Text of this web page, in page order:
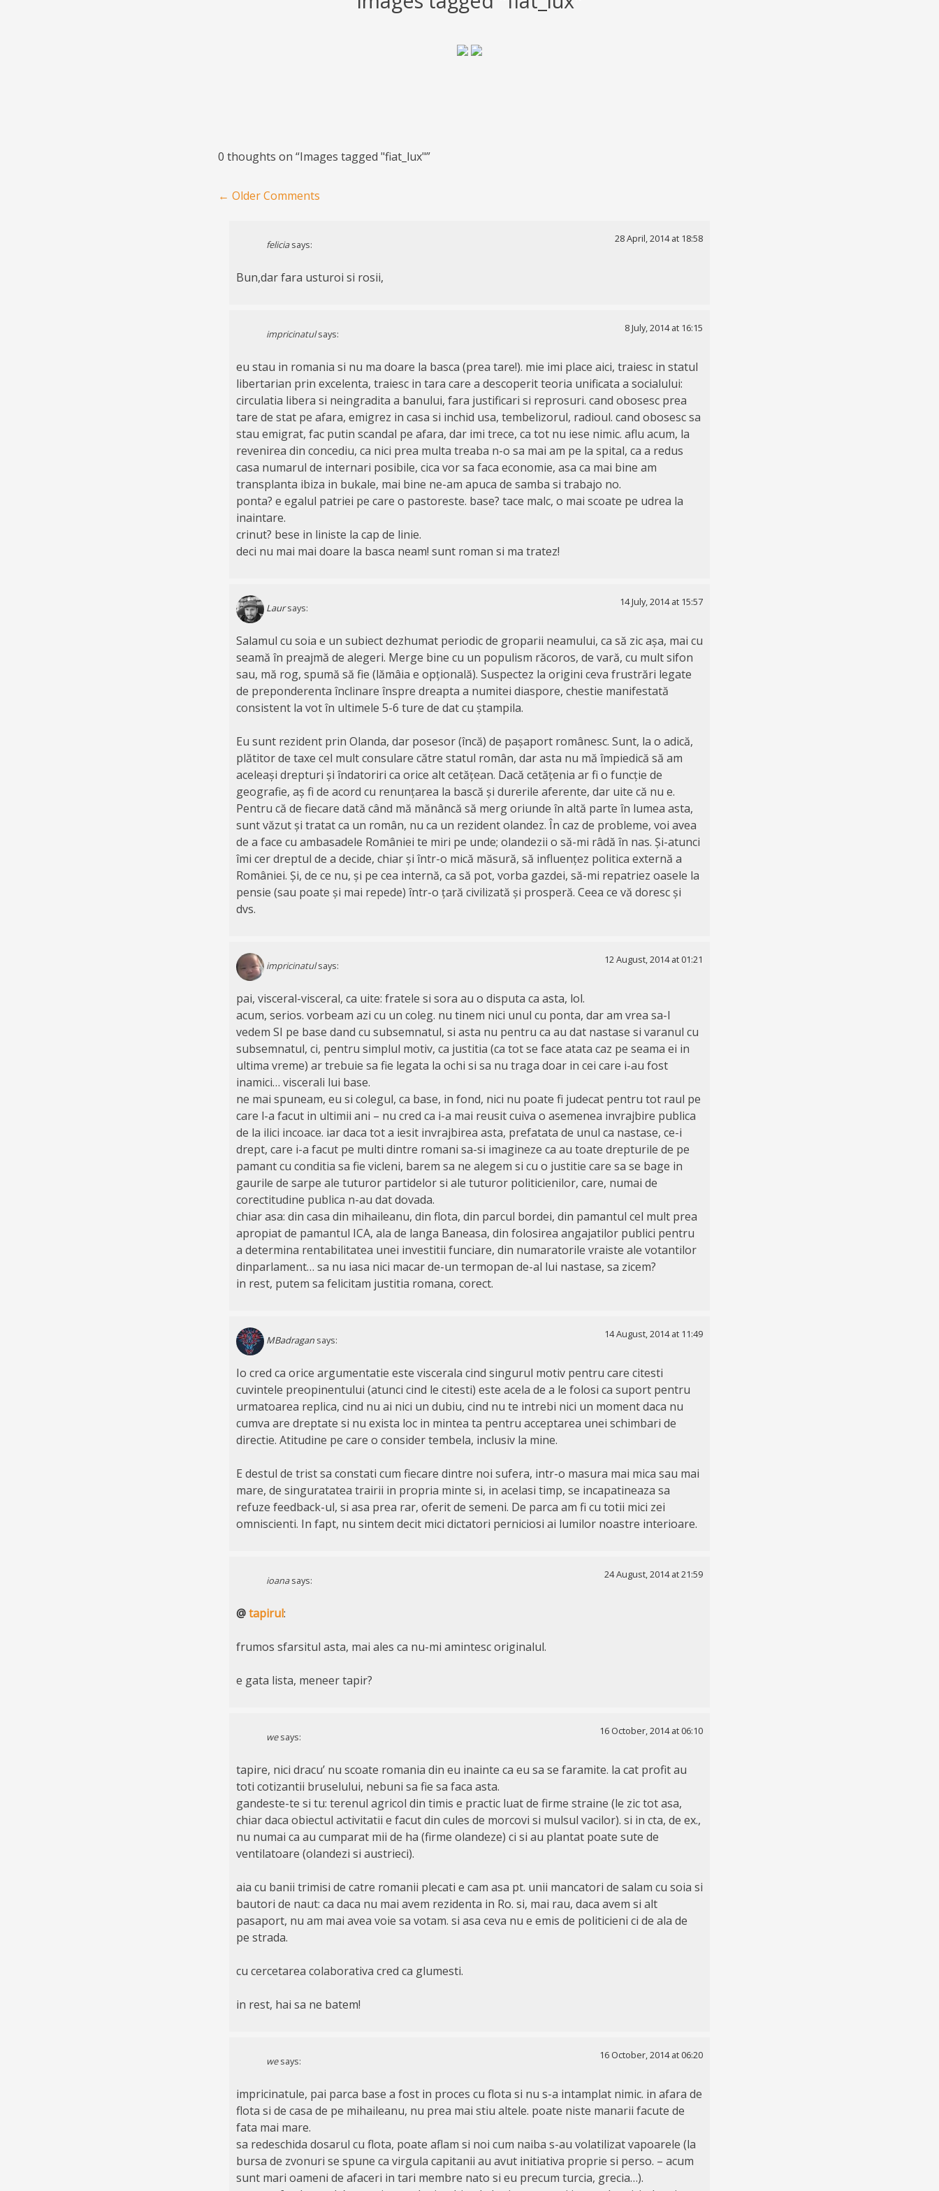
0 thoughts on “Images tagged "fiat_lux"”
Comment navigation
← Older Comments
felicia says:
28 April, 2014 at 18:58
Bun,dar fara usturoi si rosii,
impricinatul says:
8 July, 2014 at 16:15
eu stau in romania si nu ma doare la basca (prea tare!). mie imi place aici, traiesc in statul
libertarian prin excelenta, traiesc in tara care a descoperit teoria unificata a socialului:
circulatia libera si neingradita a banului, fara justificari si reprosuri. cand obosesc prea
tare de stat pe afara, emigrez in casa si inchid usa, tembelizorul, radioul. cand obosesc sa
stau emigrat, fac putin scandal pe afara, dar imi trece, ca tot nu iese nimic. aflu acum, la
revenirea din concediu, ca nici prea multa treaba n-o sa mai am pe la spital, ca a redus
casa numarul de internari posibile, cica vor sa faca economie, asa ca mai bine am
transplanta ibiza in bukale, mai bine ne-am apuca de samba si trabajo no.
ponta? e egalul patriei pe care o pastoreste. base? tace malc, o mai scoate pe udrea la
inaintare.
crinut? bese in liniste la cap de linie.
deci nu mai mai doare la basca neam! sunt roman si ma tratez!
Laur says:
14 July, 2014 at 15:57
Salamul cu soia e un subiect dezhumat periodic de groparii neamului, ca să zic așa, mai cu
seamă în preajmă de alegeri. Merge bine cu un populism răcoros, de vară, cu mult sifon
sau, mă rog, spumă să fie (lămâia e opțională). Suspectez la origini ceva frustrări legate
de preponderenta înclinare înspre dreapta a numitei diaspore, chestie manifestată
consistent la vot în ultimele 5-6 ture de dat cu ștampila.
Eu sunt rezident prin Olanda, dar posesor (încă) de pașaport românesc. Sunt, la o adică,
plătitor de taxe cel mult consulare către statul român, dar asta nu mă împiedică să am
aceleași drepturi și îndatoriri ca orice alt cetățean. Dacă cetățenia ar fi o funcție de
geografie, aș fi de acord cu renunțarea la bască și durerile aferente, dar uite că nu e.
Pentru că de fiecare dată când mă mănâncă să merg oriunde în altă parte în lumea asta,
sunt văzut și tratat ca un român, nu ca un rezident olandez. În caz de probleme, voi avea
de a face cu ambasadele României te miri pe unde; olandezii o să-mi râdă în nas. Și-atunci
îmi cer dreptul de a decide, chiar și într-o mică măsură, să influențez politica externă a
României. Și, de ce nu, și pe cea internă, ca să pot, vorba gazdei, să-mi repatriez oasele la
pensie (sau poate și mai repede) într-o țară civilizată și prosperă. Ceea ce vă doresc și
dvs.
impricinatul says:
12 August, 2014 at 01:21
pai, visceral-visceral, ca uite: fratele si sora au o disputa ca asta, lol.
acum, serios. vorbeam azi cu un coleg. nu tinem nici unul cu ponta, dar am vrea sa-l
vedem SI pe base dand cu subsemnatul, si asta nu pentru ca au dat nastase si varanul cu
subsemnatul, ci, pentru simplul motiv, ca justitia (ca tot se face atata caz pe seama ei in
ultima vreme) ar trebuie sa fie legata la ochi si sa nu traga doar in cei care i-au fost
inamici… viscerali lui base.
ne mai spuneam, eu si colegul, ca base, in fond, nici nu poate fi judecat pentru tot raul pe
care l-a facut in ultimii ani – nu cred ca i-a mai reusit cuiva o asemenea invrajbire publica
de la ilici incoace. iar daca tot a iesit invrajbirea asta, prefatata de unul ca nastase, ce-i
drept, care i-a facut pe multi dintre romani sa-si imagineze ca au toate drepturile de pe
pamant cu conditia sa fie vicleni, barem sa ne alegem si cu o justitie care sa se bage in
gaurile de sarpe ale tuturor partidelor si ale tuturor politicienilor, care, numai de
corectitudine publica n-au dat dovada.
chiar asa: din casa din mihaileanu, din flota, din parcul bordei, din pamantul cel mult prea
apropiat de pamantul ICA, ala de langa Baneasa, din folosirea angajatilor publici pentru
a determina rentabilitatea unei investitii funciare, din numaratorile vraiste ale votantilor
dinparlament… sa nu iasa nici macar de-un termopan de-al lui nastase, sa zicem?
in rest, putem sa felicitam justitia romana, corect.
MBadragan says:
14 August, 2014 at 11:49
Io cred ca orice argumentatie este viscerala cind singurul motiv pentru care citesti
cuvintele preopinentului (atunci cind le citesti) este acela de a le folosi ca suport pentru
urmatoarea replica, cind nu ai nici un dubiu, cind nu te intrebi nici un moment daca nu
cumva are dreptate si nu exista loc in mintea ta pentru acceptarea unei schimbari de
directie. Atitudine pe care o consider tembela, inclusiv la mine.
E destul de trist sa constati cum fiecare dintre noi sufera, intr-o masura mai mica sau mai
mare, de singuratatea trairii in propria minte si, in acelasi timp, se incapatineaza sa
refuze feedback-ul, si asa prea rar, oferit de semeni. De parca am fi cu totii mici zei
omniscienti. In fapt, nu sintem decit mici dictatori perniciosi ai lumilor noastre interioare.
ioana says:
24 August, 2014 at 21:59
@tapirul:
frumos sfarsitul asta, mai ales ca nu-mi amintesc originalul.
e gata lista, meneer tapir?
we says:
16 October, 2014 at 06:10
tapire, nici dracu’ nu scoate romania din eu inainte ca eu sa se faramite. la cat profit au
toti cotizantii bruselului, nebuni sa fie sa faca asta.
gandeste-te si tu: terenul agricol din timis e practic luat de firme straine (le zic tot asa,
chiar daca obiectul activitatii e facut din cules de morcovi si mulsul vacilor). si in cta, de ex.,
nu numai ca au cumparat mii de ha (firme olandeze) ci si au plantat poate sute de
ventilatoare (olandezi si austrieci).
aia cu banii trimisi de catre romanii plecati e cam asa pt. unii mancatori de salam cu soia si
bautori de naut: ca daca nu mai avem rezidenta in Ro. si, mai rau, daca avem si alt
pasaport, nu am mai avea voie sa votam. si asa ceva nu e emis de politicieni ci de ala de
pe strada.
cu cercetarea colaborativa cred ca glumesti.
in rest, hai sa ne batem!
we says:
16 October, 2014 at 06:20
impricinatule, pai parca base a fost in proces cu flota si nu s-a intamplat nimic. in afara de
flota si de casa de pe mihaileanu, nu prea mai stiu altele. poate niste manarii facute de
fata mai mare.
sa redeschida dosarul cu flota, poate aflam si noi cum naiba s-au volatilizat vapoarele (la
bursa de zvonuri se spune ca virgula capitanii au avut initiativa proprie si perso. – acum
sunt mari oameni de afaceri in tari membre nato si eu precum turcia, grecia…).